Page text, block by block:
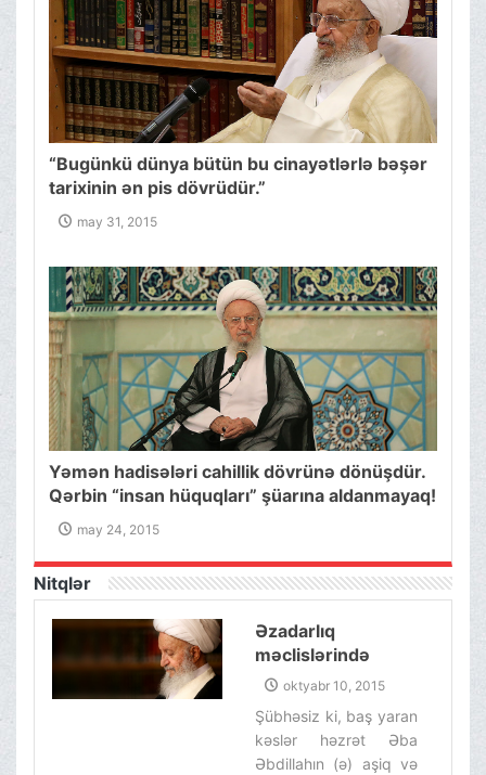
“Bugünkü dünya bütün bu cinayətlərlə bəşər
tarixinin ən pis dövrüdür.”
may 31, 2015
Yəmən hadisələri cahillik dövrünə dönüşdür.
Qərbin “insan hüquqları” şüarına aldanmayaq!
may 24, 2015
Nitqlər
Əzadarlıq
məclislərində
siyasi cinah və
partiya
mövzularına yer
verilməsin.
oktyabr 10, 2015
Şübhəsiz ki, baş yaran
kəslər həzrət Əba
Əbdillahın (ə) aşiq və